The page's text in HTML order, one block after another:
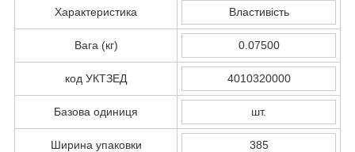
Характеристика Властивість
Вага (кг) 0.07500
код УКТЗЕД 4010320000
Базова одиниця шт.
Ширина упаковки 385